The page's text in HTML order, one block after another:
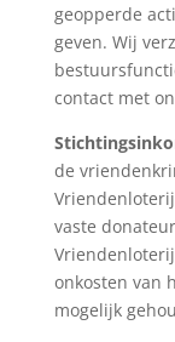
geopperde
geven. Wij
contact met
de
vaste
onkosten van
mogelijk